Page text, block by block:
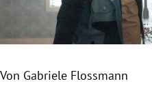
Untermenü
Untermenü
Untermenü
Von Gabriele Flossmann